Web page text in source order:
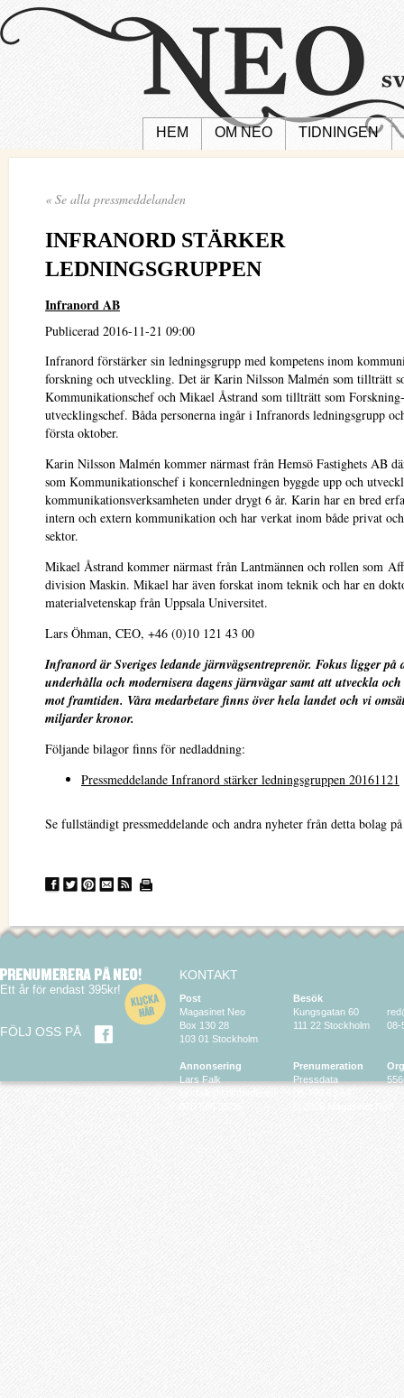
HEM OM NEO TIDNINGEN
« Se alla pressmeddelanden
INFRANORD STÄRKER
LEDNINGSGRUPPEN
Infranord AB
Publicerad 2016-11-21 09:00
Infranord förstärker sin ledningsgrupp med kompetens inom
forskning och utveckling. Det är Karin Nilsson Malmén som tillträtt
Kommunikationschef och Mikael Åstrand som tillträtt som
utvecklingschef. Båda personerna ingår i Infranords ledningsgrupp
första oktober.
Karin Nilsson Malmén kommer närmast från Hemsö Fastighets AB
som Kommunikationschef i koncernledningen byggde upp och
kommunikationsverksamheten under drygt 6 år. Karin har en bred
intern och extern kommunikation och har verkat inom både privat
sektor.
Mikael Åstrand kommer närmast från Lantmännen och rollen som
division Maskin. Mikael har även forskat inom teknik och har en
materialvetenskap från Uppsala Universitet.
Lars Öhman, CEO, +46 (0)10 121 43 00
Infranord är Sveriges ledande järnvägsentreprenör. Fokus ligger på
underhålla och modernisera dagens järnvägar samt att utveckla och
mot framtiden. Våra medarbetare finns över hela landet och vi
miljarder kronor.
Följande bilagor finns för nedladdning:
Pressmeddelande Infranord stärker ledningsgruppen 20161121
Se fullständigt pressmeddelande och andra nyheter från detta bolag
Ett år för endast 395kr!
FÖLJ OSS PÅ
KONTAKT
Post
Magasinet Neo
Box 130 28
103 01 Stockholm
Annonsering
Lars Falk
Besök
Kungsgatan 60
111 22 Stockholm
Prenumeration
Pressdata
08-